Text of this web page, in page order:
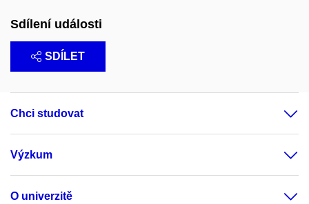
Sdílení události
SDÍLET
Chci studovat
Výzkum
O univerzitě